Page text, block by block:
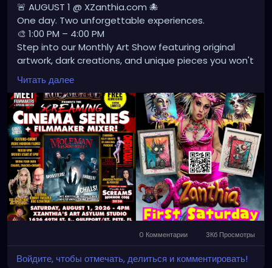
🚨 AUGUST 1 @ XZanthia.com 🐙
One day. Two unforgettable experiences.
🎨 1:00 PM – 4:00 PM
Step into our Monthly Art Show featuring original
artwork, dark creations, and unique pieces you won't
find anywhere else.
🎬 4:00 PM – 8:00 PM
Lights off. Volume up. Experience a showcase
of Independent Local Horror Films from talented
creators pushing the boundaries of indie horror.
Whether you're an art lover, horror fanatic, or just
looking for something different this Saturday—this is
your sign.
👁️ Expect creativity.
🩸 Expect chills.
🖤 Support local artists and filmmakers.
📍 XZanthia.com
🎨 Art Show: 1 PM – 4 PM
🎥 Horror Films: 4 PM – 8 PM
Читать далее
0 Комментарии 3Кб Просмотры
Войдите, чтобы отмечать, делиться и комментировать!